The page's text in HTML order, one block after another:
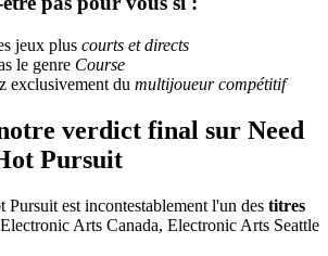
jeux plus courts et directs
le genre Course
exclusivement du multijoueur compétitif
verdict final sur Need
Pursuit
Pursuit est incontestablement l'un des titres
Arts Canada, Electronic Arts Seattle